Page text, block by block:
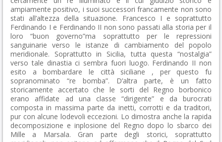
ampiamente positivo, i suoi successori francamente non sono
stati all’altezza della situazione. Francesco I e soprattutto
Ferdinando I e Ferdinando II non sono passati alla storia per il
loro “buon governo”ma soprattutto per le repressioni
sanguinarie verso le istanze di cambiamento del popolo
meridionale. Soprattutto in Sicilia, tutta questa “nostalgia”
verso tale dinastia ci sembra fuori luogo. Ferdinando II non
esito a bombardare le città siciliane , per questo fu
sopranominato “re bomba”. D’altra parte, è un fatto
storicamente accertato che le sorti del Regno borbonico
erano affidate ad una classe “dirigente” e da burocrati
composta in massima parte da inetti, corrotti e da traditori,
pur con alcune lodevoli eccezioni. Lo dimostra anche la rapida
decomposizione e inplosione del Regno dopo lo sbarco dei
Mille a Marsala. Gran parte degli storici, soprattutto